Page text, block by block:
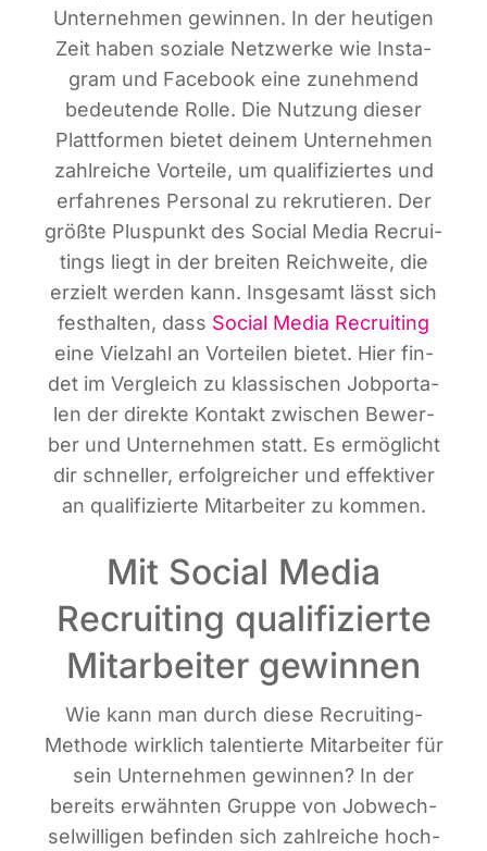
Unter­neh­men gewin­nen. In der heu­ti­gen
Zeit haben sozia­le Netz­wer­ke wie Insta­
gram und Face­book eine zuneh­mend
bedeu­ten­de Rol­le. Die Nut­zung die­ser
Platt­for­men bie­tet dei­nem Unter­neh­men
zahl­rei­che Vor­tei­le, um qua­li­fi­zier­tes und
erfah­re­nes Per­so­nal zu rekru­tie­ren. Der
größ­te Plus­punkt des Social Media Recrui­
tin­gs liegt in der brei­ten Reich­wei­te, die
erzielt wer­den kann. Ins­ge­samt lässt sich
fest­hal­ten, dass Social Media Recrui­ting
eine Viel­zahl an Vor­tei­len bie­tet. Hier fin­
det im Ver­gleich zu klas­si­schen Job­por­ta­
len der direk­te Kon­takt zwi­schen Bewer­
ber und Unter­neh­men statt. Es ermög­licht
dir schnel­ler, erfolg­rei­cher und effek­ti­ver
an qua­li­fi­zier­te Mit­ar­bei­ter zu kommen.
Mit Social Media
Recruiting qualifizierte
Mitarbeiter gewinnen
Wie kann man durch die­se Recrui­ting-
Metho­de wirk­lich talen­tier­te Mit­ar­bei­ter für
sein Unter­neh­men gewin­nen? In der
bereits erwähn­ten Grup­pe von Job­wech­
sel­wil­li­gen befin­den sich zahl­rei­che hoch­